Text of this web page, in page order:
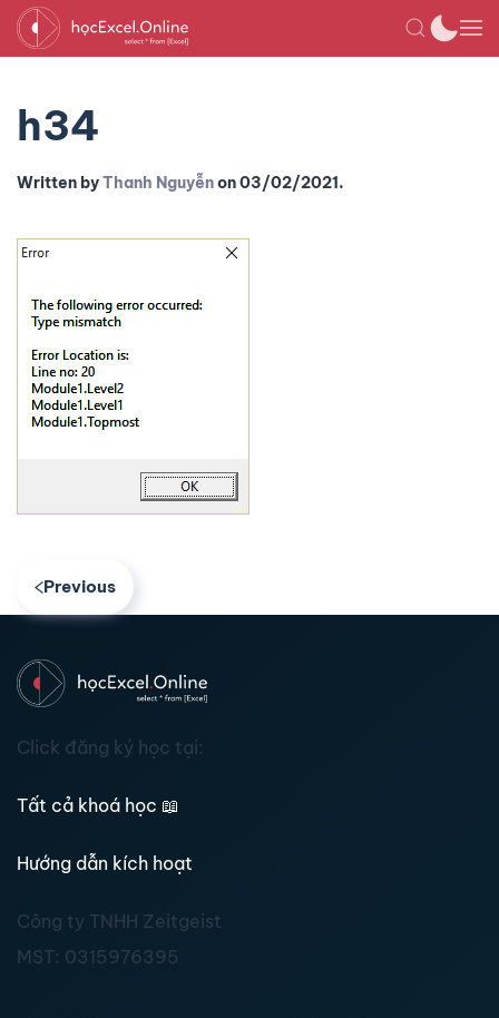
h34
Written byThanh Nguyễnon03/02/2021.
Previous
Click đăng ký học tại:
Tất cả khoá học 📖
Hướng dẫn kích hoạt
Công ty TNHH Zeitgeist
MST: 0315976395